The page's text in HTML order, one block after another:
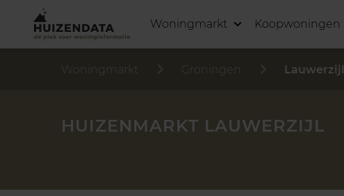
Woningmarkt Koopwoningen
Woningmarkt Groningen Lauwerzijl
HUIZENMARKT LAUWERZIJL